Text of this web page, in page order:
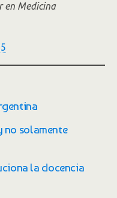
en Medicina
no solamente
la docencia